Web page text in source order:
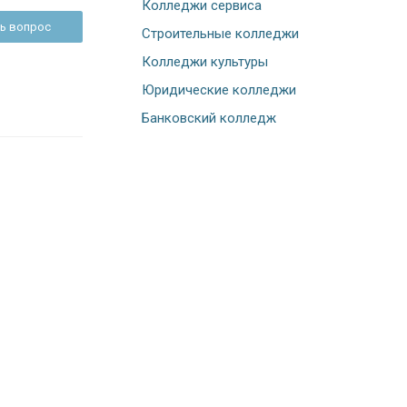
вопрос
Колледжи сервиса
Строительные колледжи
Колледжи культуры
Юридические колледжи
Банковский колледж